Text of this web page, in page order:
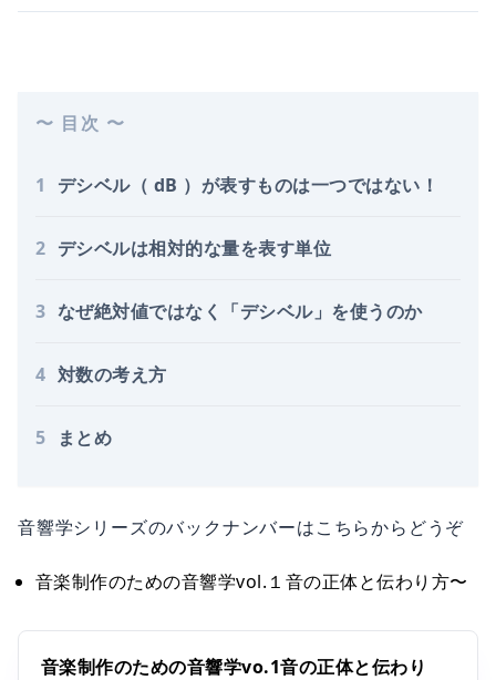
〜 目次 〜
1 デシベル（ dB ）が表すものは一つではない！
2 デシベルは相対的な量を表す単位
3 なぜ絶対値ではなく「デシベル」を使うのか
4 対数の考え方
5 まとめ
音響学シリーズのバックナンバーはこちらからどうぞ
音楽制作のための音響学vol.１音の正体と伝わり方〜
音楽制作のための音響学vo.1音の正体と伝わり